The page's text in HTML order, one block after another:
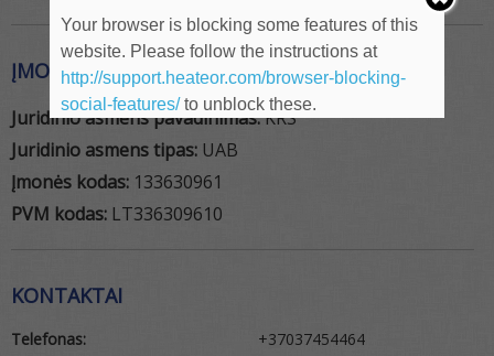
ĮMONĖS REKVIZITAI
Juridinio asmens pavadinimas:KRS
Juridinio asmens tipas: UAB
Įmonės kodas: 133630961
PVM kodas: LT336309610
KONTAKTAI
Telefonas: +37037454464
Your browser is blocking some features of this
website. Please follow the instructions at
http://support.heateor.com/browser-blocking-
social-features/to unblock these.